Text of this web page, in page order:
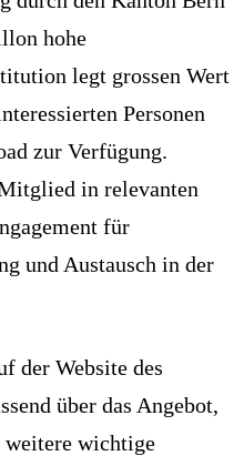
hohe
legt grossen Wert
Personen
zur Verfügung.
in relevanten
für
und Austausch in der
der Website des
über das Angebot,
weitere wichtige